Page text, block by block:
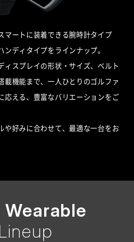
マートに装着できる腕時計タイプ
ンディタイプをラインナップ。
ィスプレイの形状・サイズ、ベルト
載機能まで、一人ひとりのゴルファ
応える、豊富なバリエーションをご
や好みに合わせて、最適な一台をお
Wearable
Lineup